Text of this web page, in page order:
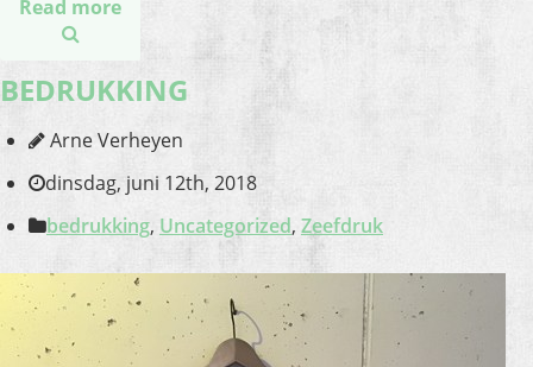
Read more
BEDRUKKING
Arne Verheyen
dinsdag, juni 12th, 2018
bedrukking, Uncategorized, Zeefdruk